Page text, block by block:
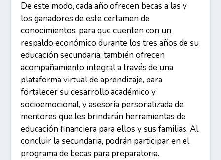
De este modo, cada año ofrecen becas a las y
los ganadores de este certamen de
conocimientos, para que cuenten con un
respaldo económico durante los tres años de su
educación secundaria; también ofrecen
acompañamiento integral a través de una
plataforma virtual de aprendizaje, para
fortalecer su desarrollo académico y
socioemocional, y asesoría personalizada de
mentores que les brindarán herramientas de
educación financiera para ellos y sus familias. Al
concluir la secundaria, podrán participar en el
programa de becas para preparatoria.